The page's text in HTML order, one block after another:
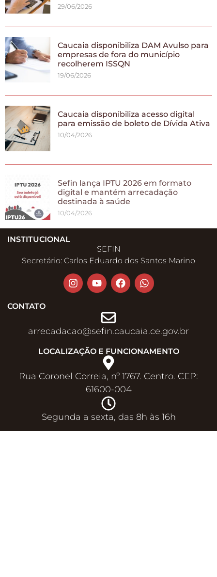
29/06/2026
Caucaia disponibiliza DAM Avulso para
empresas de fora do município
recolherem ISSQN
19/06/2026
Caucaia disponibiliza acesso digital
para emissão de boleto de Dívida Ativa
10/04/2026
Sefin lança IPTU 2026 em formato
digital e mantém arrecadação
destinada à saúde
10/04/2026
INSTITUCIONAL
SEFIN
Secretário: Carlos Eduardo dos Santos Marino
CONTATO
arrecadacao@sefin.caucaia.ce.gov.br​
LOCALIZAÇÃO E FUNCIONAMENTO
Rua Coronel Correia, nº 1767. Centro. CEP:
61600-004
Segunda a sexta, das 8h às 16h